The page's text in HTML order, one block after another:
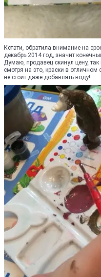
Кстати, обратила внимание на
декабрь 2014 год, значит
Думаю, продавец скинул цену,
смотря на это, краски в отличном
не стоит даже добавлять воду!